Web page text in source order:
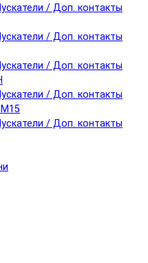
/ Доп. контакты
/ Доп. контакты
/ Доп. контакты
/ Доп. контакты
/ Доп. контакты